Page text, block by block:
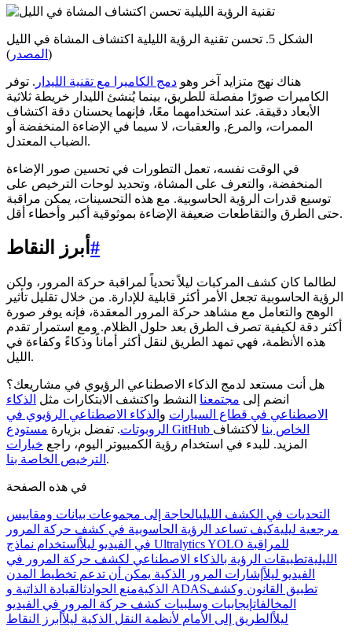
الشكل 5. تحسن تقنية الرؤية الليلية اكتشاف المشاة في الليل
( المصدر )
هناك نهج متزايد آخر وهو دمج الكاميرا مع تقنية الليدار . توفر
الكاميرات صورًا مفصلة للطريق، بينما يُنشئ الليدار خريطة ثلاثية
الأبعاد دقيقة. عند استخدامهما معًا، فإنهما يحسنان دقة اكتشاف
الممرات، والمرع, والعقبات، لا سيما في الإضاءة المنخفضة أو
الضباب المعتدل.
في الوقت نفسه، تعمل التطورات في تحسين صور الإضاءة
المنخفضة، والتعرف على المشاة، وتحديد لوحات الترخيص على
توسيع قدرات الرؤية الحاسوبية. مع هذه التحسينات، يمكن مراقبة
حتى الطرق والتقاطعات ضعيفة الإضاءة بموثوقية أكبر وأخطاء أقل.
أبرز النقاط #
لطالما كان كشف المركبات ليلاً تحدياً لمراقبة حركة المرور، ولكن
الرؤية الحاسوبية تجعل الأمر أكثر قابلية للإدارة. من خلال تقليل تأثير
الوهج والتعامل مع مشاهد حركة المرور المعقدة، فإنه يوفر صورة
أكثر دقة لكيفية تصرف الطرق بعد حلول الظلام. ومع استمرار تقدم
هذه الأنظمة، فهي تمهد الطريق لنقل أكثر أماناً وذكاءً وكفاءة في
الليل.
هل أنت مستعد لدمج الذكاء الاصطناعي الرؤيوي في مشاريعك؟
انضم إلى مجتمعنا النشط واكتشف الابتكارات مثل الذكاء
الاصطناعي في قطاع السيارات و الذكاء الاصطناعي الرؤيوي في
الروبوتات. تفضل بزيارة مستودع GitHub الخاص بنا لاكتشاف
المزيد. للبدء في استخدام رؤية الكمبيوتر اليوم، راجع خيارات
الترخيص الخاصة بنا .
في هذه الصفحة
التحديات في الكشف الليليالحاجة إلى مجموعات بيانات ومقاييس
مرجعية ليليةكيف تساعد الرؤية الحاسوبية في كشف حركة المرور
في الفيديو ليلاًاستخدام نماذج Ultralytics YOLO للمراقبة
الليليةتطبيقات الرؤية بالذكاء الاصطناعي لكشف حركة المرور في
الفيديو ليلاًإشارات المرور الذكية يمكن أن تدعم تخطيط المدن
الذكيةمنع الحوادث القيادة الذاتية و ADASتطبيق القانون وكشف
المخالفاتإيجابيات وسلبيات كشف حركة المرور في الفيديو
ليلاًالطريق إلى الأمام لأنظمة النقل الذكية ليلاًأبرز النقاط